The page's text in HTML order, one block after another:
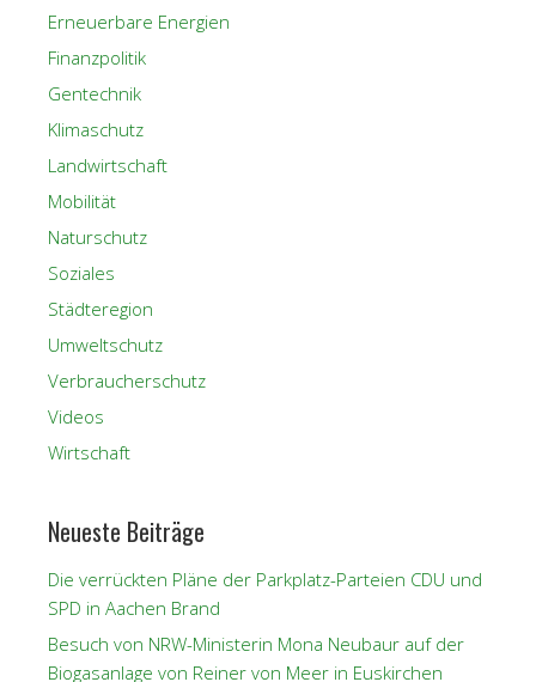
Erneuerbare Energien
Finanzpolitik
Gentechnik
Klimaschutz
Landwirtschaft
Mobilität
Naturschutz
Soziales
Städteregion
Umweltschutz
Verbraucherschutz
Videos
Wirtschaft
Neueste Beiträge
Die verrückten Pläne der Parkplatz-Parteien CDU und
SPD in Aachen Brand
Besuch von NRW-Ministerin Mona Neubaur auf der
Biogasanlage von Reiner von Meer in Euskirchen